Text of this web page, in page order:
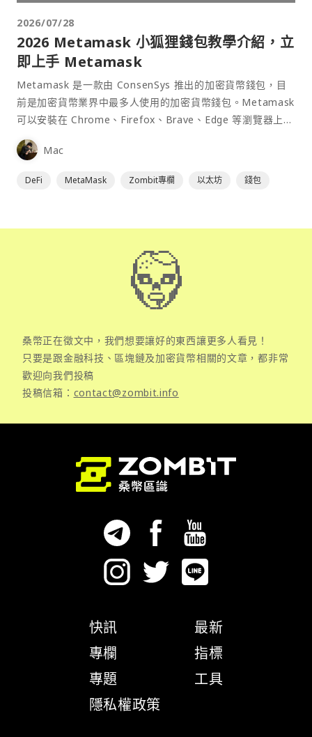
2026/07/28
2026 Metamask 小狐狸錢包教學介紹，立
即上手 Metamask
Metamask 是一款由 ConsenSys 推出的加密貨幣錢包，目
前是加密貨幣業界中最多人使用的加密貨幣錢包。Metamask
可以安裝在 Chrome、Firefox、Brave、Edge 等瀏覽器上作
為插件使用，具備許多功能且使用上非常方便。
Mac
DeFi MetaMask Zombit專欄 以太坊 錢包
桑幣正在徵文中，我們想要讓好的東西讓更多人看見！
只要是跟金融科技、區塊鏈及加密貨幣相關的文章，都非常
歡迎向我們投稿
投稿信箱： contact@zombit.info
快訊
專欄
專題
隱私權政策
最新
指標
工具